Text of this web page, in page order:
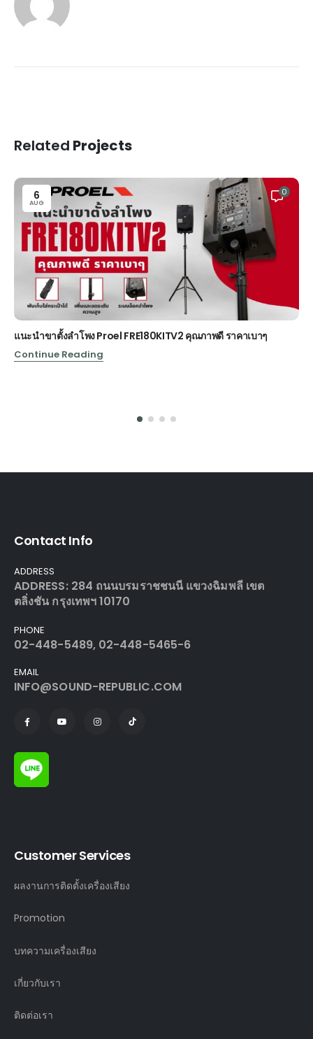
Related Projects
6
AUG
0
แนะนำขาตั้งลำโพง Proel FRE180KITV2 คุณภาพดี ราคาเบาๆ
Continue Reading
Contact Info
ADDRESS
ADDRESS: 284 ถนนบรมราชชนนี แขวงฉิมพลี เขต
ตลิ่งชัน กรุงเทพฯ 10170
PHONE
02-448-5489, 02-448-5465-6
EMAIL
INFO@SOUND-REPUBLIC.COM
Customer Services
ผลงานการติดตั้งเครื่องเสียง
Promotion
บทความเครื่องเสียง
เกี่ยวกับเรา
ติดต่อเรา